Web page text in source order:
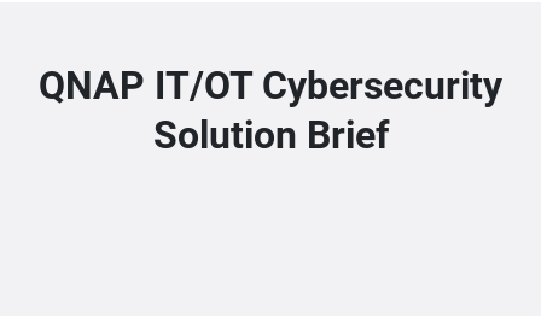
QNAP IT/OT Cybersecurity
Solution Brief